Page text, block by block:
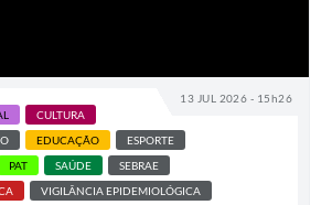
13 JUL 2026 - 15h26
CULTURA
EDUCAÇÃO
ESPORTE
PAT SAÚDE
SEBRAE
VIGILÂNCIA EPIDEMIOLÓGICA